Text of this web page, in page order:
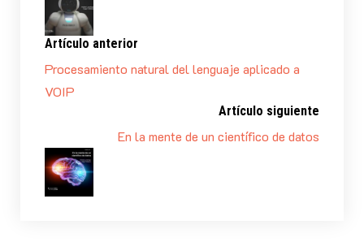
Artículo anterior
Procesamiento natural del lenguaje aplicado a
VOIP
Artículo siguiente
En la mente de un científico de datos